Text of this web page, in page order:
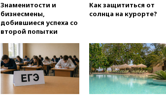
шести до 12 лет колонии
15:45
15:35
Четыре человека
пострадали при пожаре на
складе с красками в Брянске
«Аэрофлот» с 1 октября
Знаменитости и
бизнесмены,
добившиеся успеха со
второй попытки
Как защититься от
солнца на курорте?